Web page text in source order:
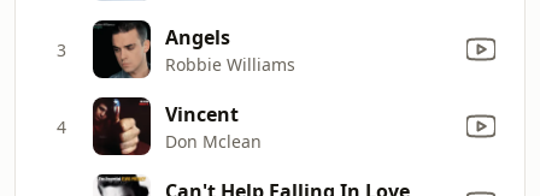
3 Angels
Robbie Williams
4 Vincent
Don Mclean
Can't Help Falling In Love